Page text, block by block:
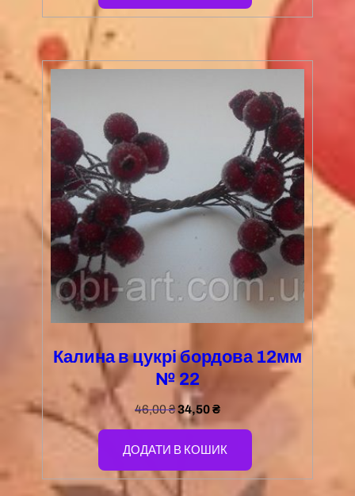
Калина в цукрі бордова 12мм
№ 22
46,00₴34,50₴
ДОДАТИ В КОШИК